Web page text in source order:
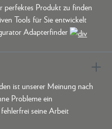
perfektes Produkt zu finden
Tools für Sie entwickelt
Adapterfinder
ist unserer Meinung nach
Probleme ein
seine Arbeit